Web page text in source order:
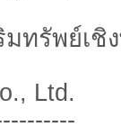
มทรัพย์เ
Ltd.